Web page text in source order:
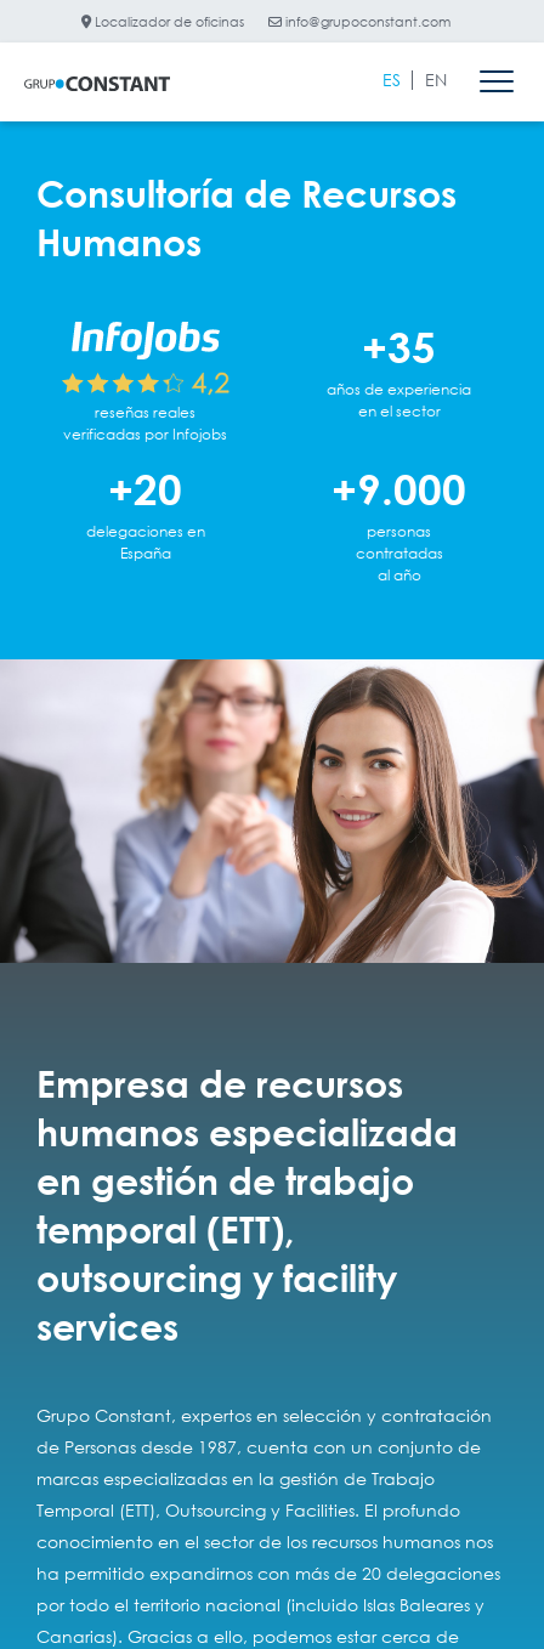
Localizador de oficinas info@grupoconstant.com
ES EN
Consultoría de Recursos
Humanos
reseñas reales
verificadas por Infojobs
+35
años de experiencia
en el sector
+20
delegaciones en
España
+9.000
personas
contratadas
al año
Empresa de recursos
humanos especializada
en gestión de trabajo
temporal (ETT),
outsourcing y facility
services
Grupo Constant, expertos en selección y contratación
de Personas desde 1987, cuenta con un conjunto de
marcas especializadas en la gestión de Trabajo
Temporal (ETT), Outsourcing y Facilities. El profundo
conocimiento en el sector de los recursos humanos nos
ha permitido expandirnos con más de 20 delegaciones
por todo el territorio nacional (incluido Islas Baleares y
Canarias). Gracias a ello, podemos estar cerca de